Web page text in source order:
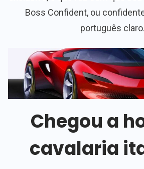
Boss Confident, ou
português claro.
Chegou a
cavalaria